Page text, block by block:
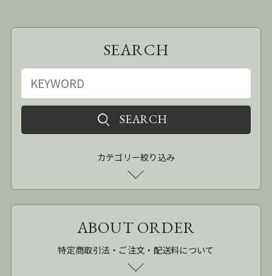
SEARCH
カテゴリー絞り込み
ABOUT ORDER
特定商取引法・ご注文・配送料について